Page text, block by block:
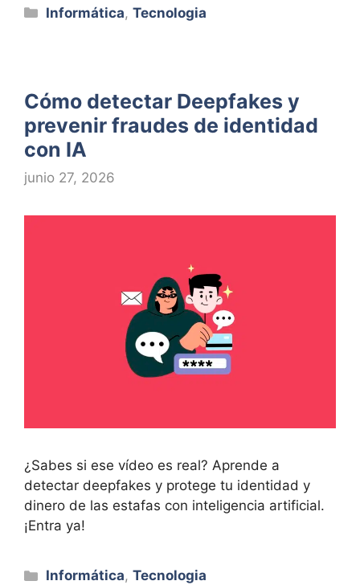
Categorías
Informática,Tecnologia
Cómo detectar Deepfakes y
prevenir fraudes de identidad
con IA
junio 27, 2026
¿Sabes si ese vídeo es real? Aprende a
detectar deepfakes y protege tu identidad y
dinero de las estafas con inteligencia artificial.
¡Entra ya!
Categorías
Informática,Tecnologia